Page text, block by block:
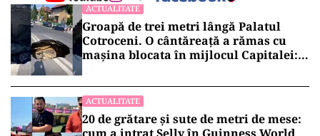
ACTUALITATE
Groapă de trei metri lângă Palatul
Cotroceni. O cântăreață a rămas cu
mașina blocata în mijlocul Capitalei:
ACTUALITATE
20 de grătare și sute de metri de mese: